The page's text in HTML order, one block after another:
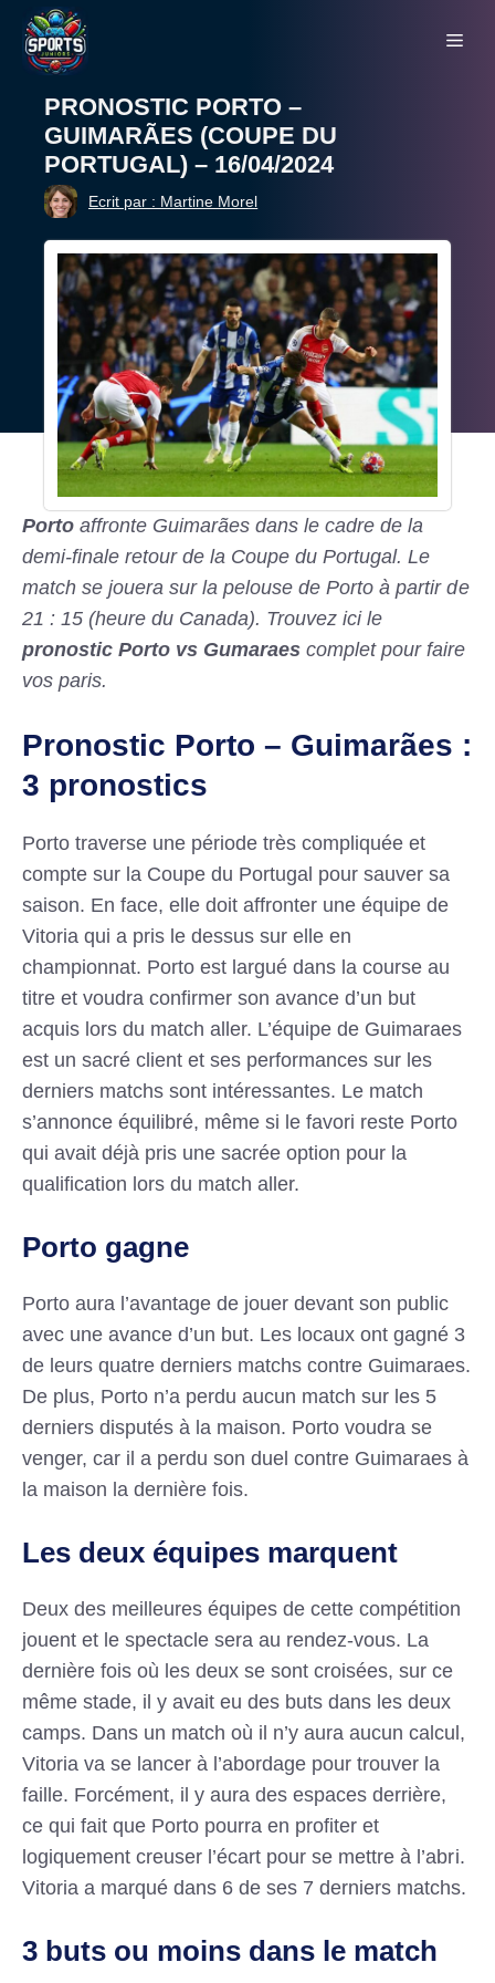
Aller
contenu
PRONOSTIC PORTO –
GUIMARÃES (COUPE DU
PORTUGAL) – 16/04/2024
Ecrit par : Martine Morel
Portoaffronte Guimarães dans le cadre de la
demi-finale retour de la Coupe du Portugal. Le
match se jouera sur la pelouse de Porto à partir de
21 : 15 (heure du Canada). Trouvez ici le
pronostic Porto vs Gumaraes complet pour faire
vos paris.
Pronostic Porto – Guimarães :
3 pronostics
Porto traverse une période très compliquée et
compte sur la Coupe du Portugal pour sauver sa
saison. En face, elle doit affronter une équipe de
Vitoria qui a pris le dessus sur elle en
championnat. Porto est largué dans la course au
titre et voudra confirmer son avance d’un but
acquis lors du match aller. L’équipe de Guimaraes
est un sacré client et ses performances sur les
derniers matchs sont intéressantes. Le match
s’annonce équilibré, même si le favori reste Porto
qui avait déjà pris une sacrée option pour la
qualification lors du match aller.
Porto gagne
Porto aura l’avantage de jouer devant son public
avec une avance d’un but. Les locaux ont gagné 3
de leurs quatre derniers matchs contre Guimaraes.
De plus, Porto n’a perdu aucun match sur les 5
derniers disputés à la maison. Porto voudra se
venger, car il a perdu son duel contre Guimaraes à
la maison la dernière fois.
Les deux équipes marquent
Deux des meilleures équipes de cette compétition
jouent et le spectacle sera au rendez-vous. La
dernière fois où les deux se sont croisées, sur ce
même stade, il y avait eu des buts dans les deux
camps. Dans un match où il n’y aura aucun calcul,
Vitoria va se lancer à l’abordage pour trouver la
faille. Forcément, il y aura des espaces derrière,
ce qui fait que Porto pourra en profiter et
logiquement creuser l’écart pour se mettre à l’abri.
Vitoria a marqué dans 6 de ses 7 derniers matchs.
3 buts ou moins dans le match